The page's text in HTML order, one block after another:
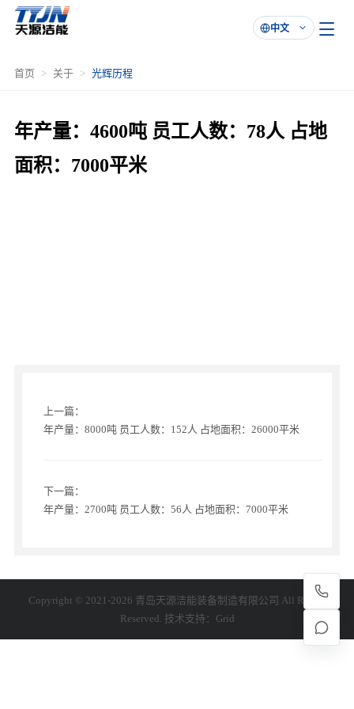

中文
首页 关于 光辉历程
年产量：4600吨 员工人数：78人 占地
面积：7000平米
上一篇：
年产量：8000吨 员工人数：152人 占地面积：26000平米
下一篇：
年产量：2700吨 员工人数：56人 占地面积：7000平米
Copyright © 2021-2026 青岛天源洁能装备制造有限公司 All Rights
Reserved. 技术支持： Grid